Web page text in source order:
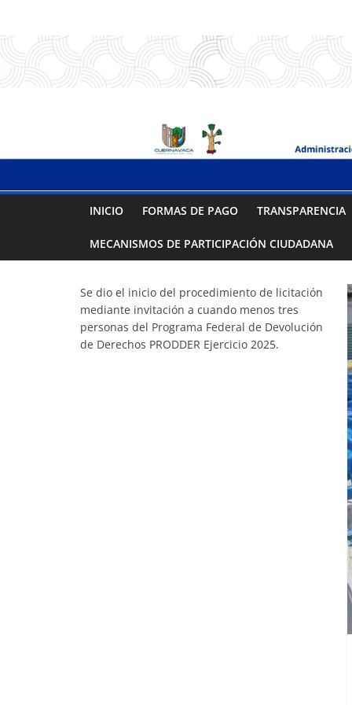
contenido
.:
S
P
A
C
:.
Sistema
de
INICIO FORMAS DE PAGO TRANSPARENCIA
MECANISMOS DE PARTICIPACIÓN CIUDADANA
Se dio el inicio del procedimiento de licitación
mediante invitación a cuando menos tres
personas del Programa Federal de Devolución
de Derechos PRODDER Ejercicio 2025.